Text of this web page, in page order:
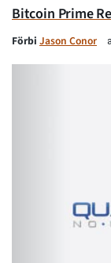
Bitcoin Prime
Förbi Jason Conor